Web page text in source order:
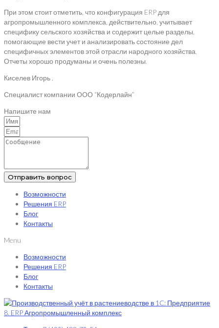
При этом стоит отметить, что конфигурация ERP для
агропромышленного комплекса, действительно, учитывает
специфику сельского хозяйства и содержит целые разделы,
помогающие вести учет и анализировать состояние дел
специфичных элементов этой отрасли народного хозяйства.
Отчеты хорошо продуманы и очень полезны.
Киселев Игорь ,
Специалист компании ООО “Кодерлайн”
Напишите нам
Отправить вопрос
Возможности
Решения ERP
Блог
Контакты
Menu
Возможности
Решения ERP
Блог
Контакты